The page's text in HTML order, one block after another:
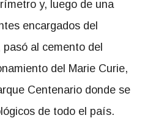
y, luego de una
encargados del
al cemento del
del Marie Curie,
Centenario donde se
de todo el país.